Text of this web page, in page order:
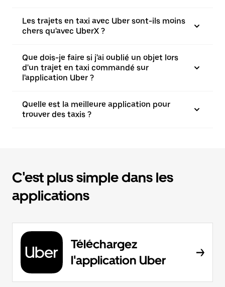
Les trajets en taxi avec Uber sont-ils moins
chers qu'avec UberX ?
Que dois-je faire si j'ai oublié un objet lors
d'un trajet en taxi commandé sur
l'application Uber ?
Quelle est la meilleure application pour
trouver des taxis ?
C'est plus simple dans les
applications
Téléchargez
l'application Uber